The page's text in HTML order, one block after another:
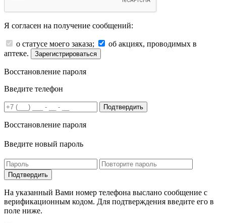
Я согласен на получение сообщений:
о статусе моего заказа;
об акциях, проводимых в
аптеке.
Зарегистрироваться
Восстановление пароля
Введите телефон
Подтвердить
Восстановление пароля
Введите новый пароль
На указанный Вами номер телефона выслано сообщение с
верификационным кодом. Для подтверждения введите его в
поле ниже.